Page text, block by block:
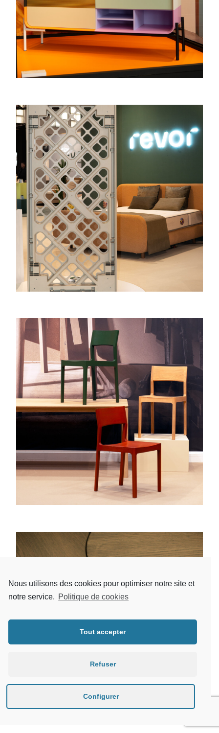
Nous utilisons des cookies pour optimiser notre site et
notre service. Politique de cookies
Tout accepter
Refuser
Configurer